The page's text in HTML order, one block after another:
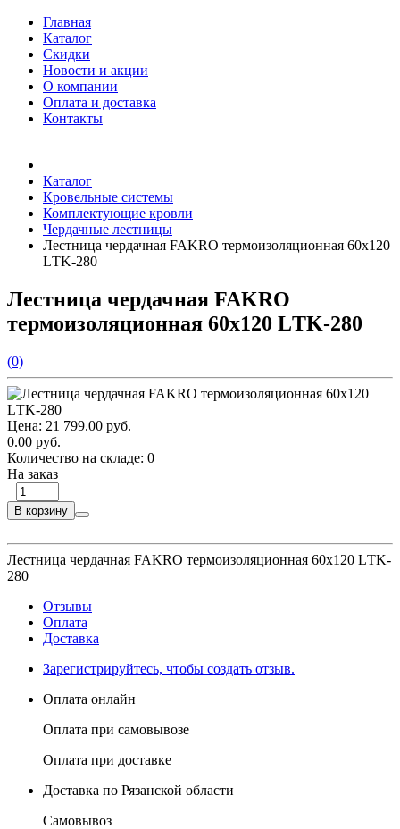
Главная
Каталог
Скидки
Новости и акции
О компании
Оплата и доставка
Контакты
Каталог
Кровельные системы
Комплектующие кровли
Чердачные лестницы
Лестница чердачная FAKRO термоизоляционная 60х120
LТK-280
Лестница чердачная FAKRO
термоизоляционная 60х120 LТK-280
(0)
Цена: 21 799.00 руб.
0.00 руб.
Количество на складе: 0
На заказ
В корзину
Лестница чердачная FAKRO термоизоляционная 60х120 LТK-
280
Отзывы
Оплата
Доставка
Зарегистрируйтесь, чтобы создать отзыв.
Оплата онлайн
Оплата при самовывозе
Оплата при доставке
Доставка по Рязанской области
Самовывоз